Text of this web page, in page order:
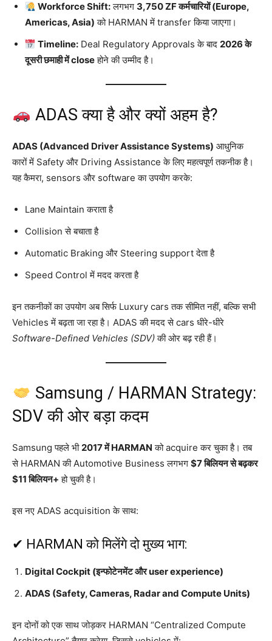
Workforce Shift:लगभग 3,750 ZF कर्मचारियों (Europe,
Americas, Asia) को HARMAN में transfer किया जाएगा।
Timeline: Deal Regulatory Approvals के बाद2026 के
दूसरी छमाही में closeहोने की उम्मीद है।
ADAS क्या है और क्यों अहम है?
ADAS (Advanced Driver Assistance Systems) आधुनिक
कारों में Safety और Driving Assistance के लिए महत्वपूर्ण तकनीक है।
यह कैमरा, sensors और software का उपयोग करके:
Lane Maintain कराता है
Collision से बचाता है
Automatic Braking और Steering support देता है
Speed Control में मदद करता है
इन तकनीकों का उपयोग अब सिर्फ Luxury cars तक सीमित नहीं, बल्कि सभी
Vehicles में बढ़ता जा रहा है। ADAS की मदद से cars धीरे-धीरे
Software-Defined Vehicles (SDV)की ओर बढ़ रही हैं।
Samsung / HARMAN Strategy:
SDV की ओर बड़ा कदम
Samsung पहले भी2017 में HARMAN को acquire कर चुका है। तब
से HARMAN की Automotive Business लगभग $7 बिलियन से बढ़कर
$11 बिलियन+ हो चुकी है।
इस नए ADAS acquisition के साथ:
✔ HARMAN को मिलेंगे दो मुख्य भाग:
Digital Cockpit (इन्फोटेनमेंट और user experience)
ADAS (Safety, Cameras, Radar and Compute Units)
इन दोनों को एक साथ जोड़कर HARMAN “Centralized Compute